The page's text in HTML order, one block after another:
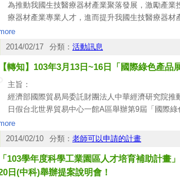
為推動我國生技醫療器材產業聚落發展，激勵產
療器材產業專業人才，進而提升我國生技醫療器
人才，以發展產業創新聚落。目前產業聚落已具有
為國際醫療器材產業研發與製造重鎮。
年3月10日之規定期限內辦理申請並依各計畫徵求
本計畫承辦單位窗口：
執行機關：南部科學工業園區管理局
計畫辦公室：金屬工業研究發展中心
2014/02/17
分類： 活動訊息
【轉知】103年3月13日~16日「國際綠色產品
主旨：
經濟部國際貿易局委託財團法人中華經濟研究院
日假台北世界貿易中心一館A區舉辦第9屆「國際
請 查照。
為推廣我國綠色產品及服務，經濟部國際貿易局爭
規模的國際型綠色產業交流盛會，同時舉辦國際
2014/02/10
分類： 老師可以申請的計畫
「103學年度科學工業園區人才培育補助計畫
日(中科)舉辦提案說明會！